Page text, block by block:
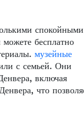
спокойными
бесплатно
музейные
с семьей. Они
включая
что